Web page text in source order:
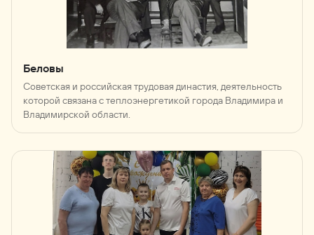
Беловы
Советская и российская трудовая династия, деятельность
которой связана с теплоэнергетикой города Владимира и
Владимирской области.